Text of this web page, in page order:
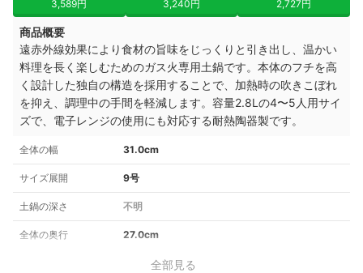
3,589円 3,240円 2,727円
商品概要
遠赤外線効果により食材の旨味をじっくりと引き出し、温かい
料理を長く楽しむためのガス火専用土鍋です。本体のフチを高
く設計した独自の構造を採用することで、加熱時の吹きこぼれ
を抑え、調理中の手間を軽減します。容量2.8Lの4〜5人用サイ
ズで、電子レンジの使用にも対応する耐熱陶器製です。
全体の幅 31.0cm
サイズ展開 9号
土鍋の深さ 不明
全体の奥行 27.0cm
全部見る